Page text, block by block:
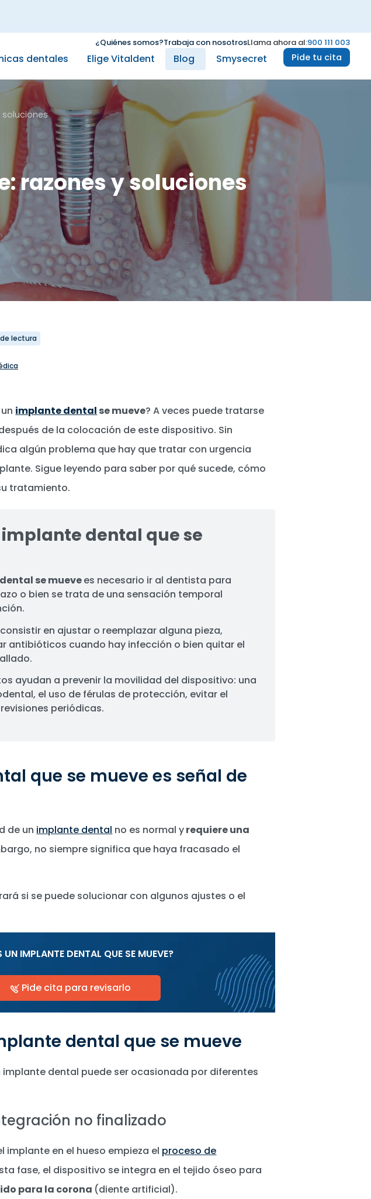
¿Quiénes somos?Trabaja con nosotrosLlama ahora al:900 111 003
dentales Elige Vitaldent Blog Smysecret Pide tu cita
razones y soluciones
lectura
implante dental se mueve? A veces puede tratarse
de la colocación de este dispositivo. Sin
algún problema que hay que tratar con urgencia
Sigue leyendo para saber por qué sucede, cómo
tratamiento.
dental que se
se muevees necesario ir al dentista para
o bien se trata de una sensación temporal
en ajustar o reemplazar alguna pieza,
antibióticos cuando hay infección o bien quitar el
ayudan a prevenir la movilidad del dispositivo: una
el uso de férulas de protección, evitar el
periódicas.
que se mueve es señal de
de un implante dental no es normal yrequiere una
no siempre significa que haya fracasado el
si se puede solucionar con algunos ajustes o el
UN IMPLANTE DENTAL QUE SE MUEVE?
Pide cita para revisarlo
dental que se mueve
dental puede ser ocasionada por diferentes
no finalizado
implante en el hueso empieza el proceso de
fase, el dispositivo se integra en el tejido óseo para
para la corona (diente artificial).